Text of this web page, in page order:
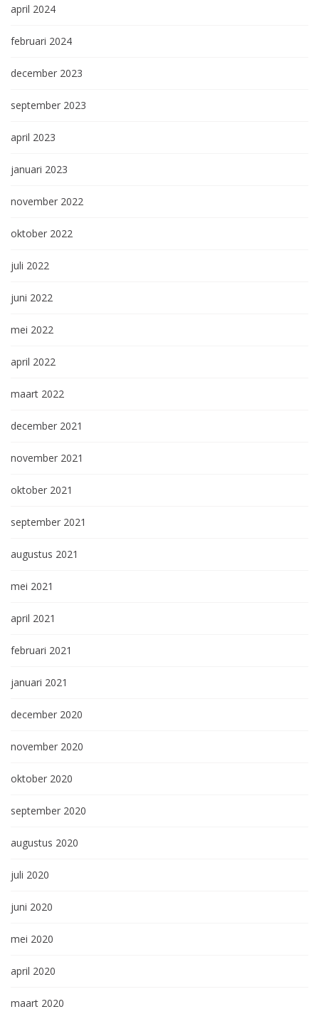
april 2024
februari 2024
december 2023
september 2023
april 2023
januari 2023
november 2022
oktober 2022
juli 2022
juni 2022
mei 2022
april 2022
maart 2022
december 2021
november 2021
oktober 2021
september 2021
augustus 2021
mei 2021
april 2021
februari 2021
januari 2021
december 2020
november 2020
oktober 2020
september 2020
augustus 2020
juli 2020
juni 2020
mei 2020
april 2020
maart 2020